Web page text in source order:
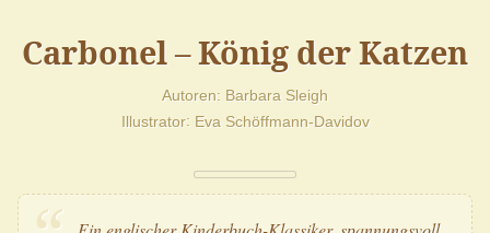
Carbonel – König der Katzen
Autoren Barbara Sleigh
Illustrator Eva Schöffmann-Davidov